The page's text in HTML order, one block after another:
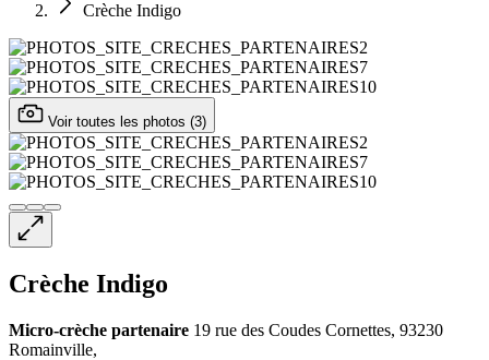
Crèche Indigo
Voir toutes les photos (3)
Crèche Indigo
Micro-crèche partenaire 19 rue des Coudes Cornettes, 93230
Romainville,